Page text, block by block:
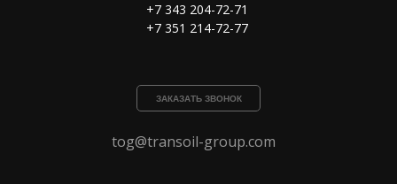
+7 343 204-72-71
+7 351 214-72-77
ЗАКАЗАТЬ ЗВОНОК
tog@transoil-group.com